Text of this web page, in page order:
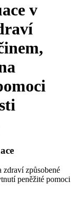
v
zdraví způsobené
peněžité pomoci